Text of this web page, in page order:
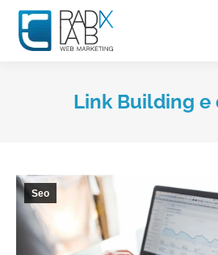
Link Building e
Seo